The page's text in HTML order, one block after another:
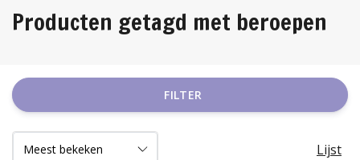
Producten getagd met beroepen
FILTER
Lijst